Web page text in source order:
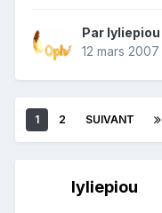
Par lyliepiou
12 mars 2007
1 2 SUIVANT
lyliepiou